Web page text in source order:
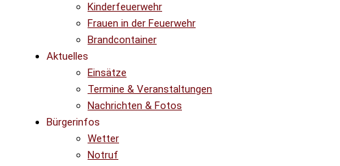
Kinderfeuerwehr
Frauen in der Feuerwehr
Brandcontainer
Aktuelles
Einsätze
Termine & Veranstaltungen
Nachrichten & Fotos
Bürgerinfos
Wetter
Notruf